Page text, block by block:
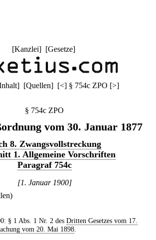
[Kanzlei] [Gesetze]
] [Quellen] [<] § 754c ZPO [>]
§ 754c ZPO
vom 30. Januar 1877
8. Zwangsvollstreckung
1. Allgemeine Vorschriften
Paragraf 754c
[1. Januar 1900]
§ 1 Abs. 1 Nr. 2 des Dritten Gesetzes vom 17.
vom 20. Mai 1898